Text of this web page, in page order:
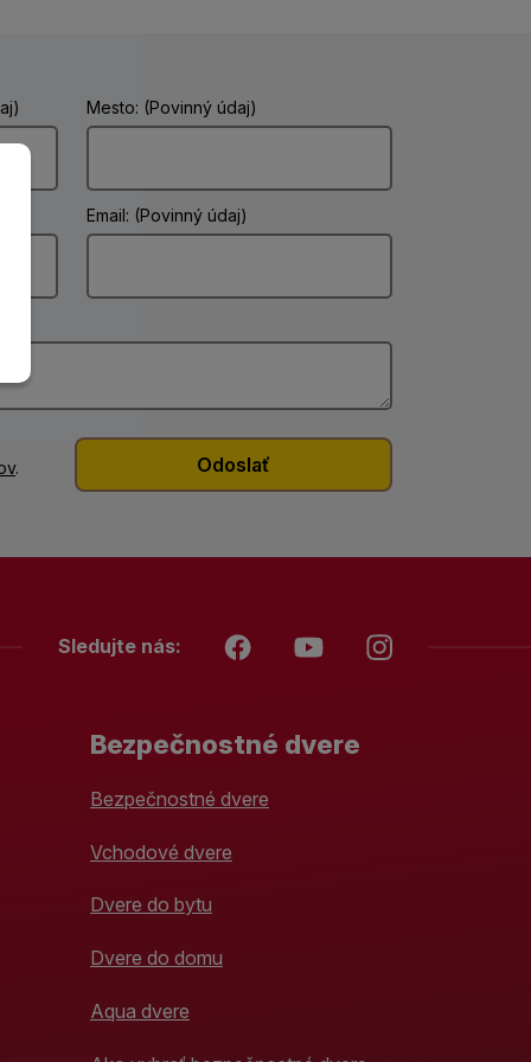
Mesto: (Povinný údaj)
Email: (Povinný údaj)
.
Sledujte nás:
Bezpečnostné dvere
Bezpečnostné dvere
Vchodové dvere
Dvere do bytu
Dvere do domu
Aqua dvere